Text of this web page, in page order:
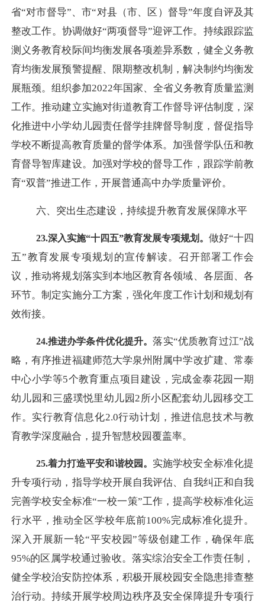
省“对市督导”、市“对县（市、区）督导”年度自评及其
整改工作。协调做好“两项督导”迎评工作。持续跟踪监
测义务教育校际间均衡发展各项差异系数，健全义务教
育均衡发展预警提醒、限期整改机制，解决制约均衡发
展瓶颈。组织参加2022年国家、全省义务教育质量监测
工作。推动建立实施对街道教育工作督导评估制度，深
化推进中小学幼儿园责任督学挂牌督导制度，督促指导
学校不断提高教育质量的督学体系。加强督学队伍和教
育督导智库建设。加强对学校的督导工作，跟踪学前教
育“双普”推进工作，开展普通高中办学质量评价。
六、突出生态建设，持续提升教育发展保障水平
23.深入实施“十四五”教育发展专项规划。 做好“十四
五”教育发展专项规划的宣传解读。召开部署工作会
议，推动将规划落实到本地区教育各领域、各层面、各
环节。制定实施分工方案，强化年度工作计划和规划有
效衔接。
24.推进办学条件优化提升。落实“优质教育过江”战
略，有序推进福建师范大学泉州附属中学改扩建、常泰
中心小学等5个教育重点项目建设，完成金泰花园一期
幼儿园和三盛璞悦里幼儿园2所小区配套幼儿园移交工
作。实行教育信息化2.0行动计划，推进信息技术与教
育教学深度融合，提升智慧校园覆盖率。
25.着力打造平安和谐校园。 实施学校安全标准化提
升专项行动，指导学校开展自我评估、自我纠正和自我
完善学校安全标准“一校一策”工作，提高学校标准化运
行水平，推动全区学校年底前100%完成标准化提升。
深入开展新一轮“平安校园”等级创建工作，确保年底
95%的区属学校通过验收。落实综治安全工作责任制，
健全学校治安防控体系，积极开展校园安全隐患排查整
治行动。持续开展学校周边秩序及安全保障提升专项行